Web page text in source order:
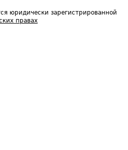
юридически зарегистрированной
правах